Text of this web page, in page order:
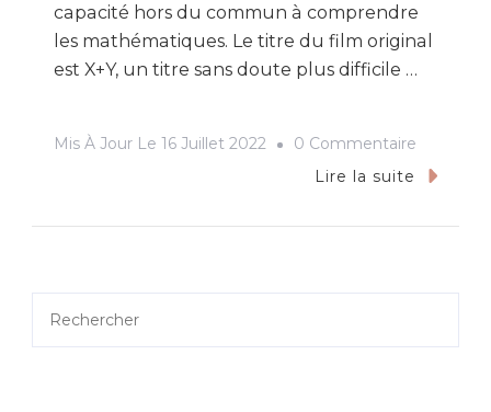
capacité hors du commun à comprendre
les mathématiques. Le titre du film original
est X+Y, un titre sans doute plus difficile …
Mis À Jour Le 16 Juillet 2022 0 Commentaire
Le
Lire la suite